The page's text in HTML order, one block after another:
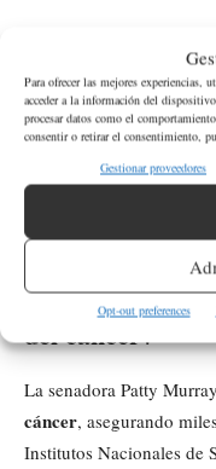
Para ofrecer las mejores experiencias,
acceder a la información del
procesar datos como el
consentir o retirar el consentimiento,
Gestionar proveedores
Opt-out preferences
microscopía avanzado
algoritmos de
imágenes, lo que
obtener imágenes
clasificar tejidos con
¿Cuál ha sido el
Murray en la
del cáncer?
La senadora Patty
cáncer, asegurando
Institutos Nacionales de